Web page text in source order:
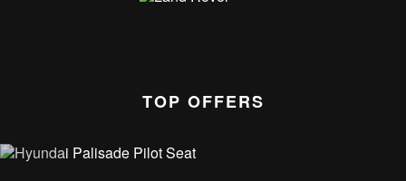
TOP OFFERS